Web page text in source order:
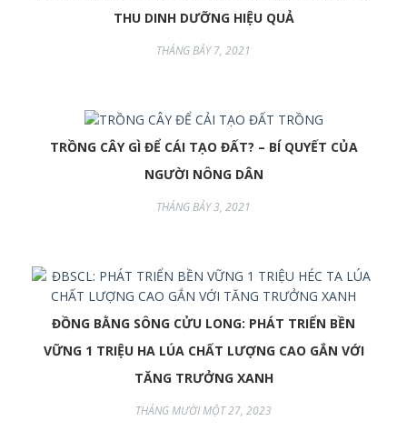
THU DINH DƯỠNG HIỆU QUẢ
THÁNG BẢY 7, 2021
TRỒNG CÂY GÌ ĐỂ CÁI TẠO ĐẤT? – BÍ QUYẾT CỦA
NGƯỜI NÔNG DÂN
THÁNG BẢY 3, 2021
ĐỒNG BẰNG SÔNG CỬU LONG: PHÁT TRIỂN BỀN
VỮNG 1 TRIỆU HA LÚA CHẤT LƯỢNG CAO GẮN VỚI
TĂNG TRƯỞNG XANH
THÁNG MƯỜI MỘT 27, 2023